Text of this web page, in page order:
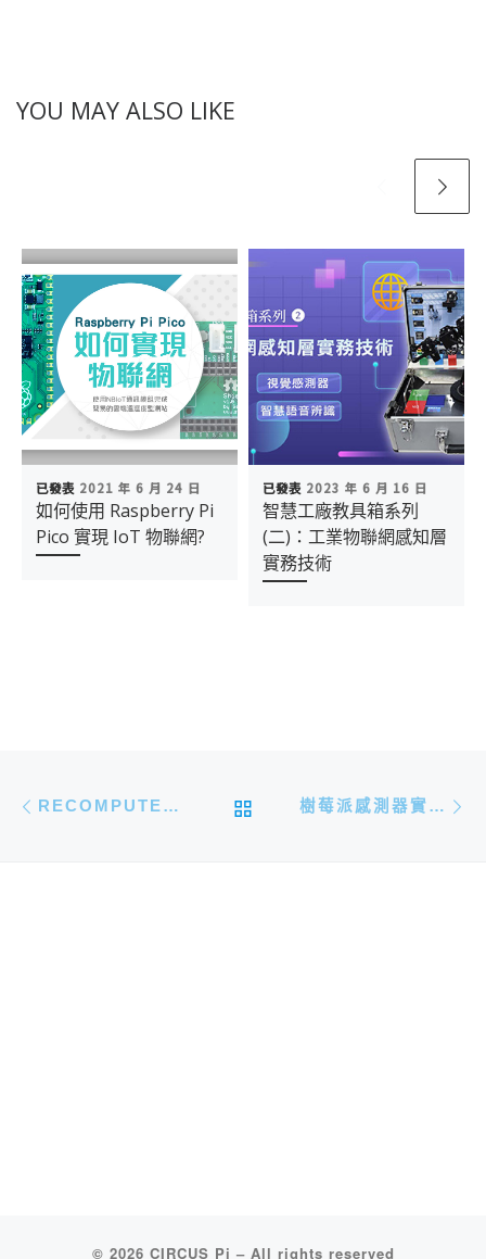
YOU MAY ALSO LIKE
已發表 2021 年 6 月 24 日
如何使用 Raspberry Pi
Pico 實現 IoT 物聯網?
已發表 2023 年 6 月 16 日
智慧工廠教具箱系列
(二)：工業物聯網感知層
實務技術
RECOMPUTER JETSON 系列-擴充儲存空間 BACK TO POST LIST
樹莓派感測器實作(二)：入侵者警報器
© 2026 CIRCUS Pi – All rights reserved